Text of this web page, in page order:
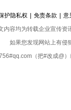
护隐私权 免责条款
意
内容均为转载企业宣传
如果您发现网站上有侵
（把#改成@